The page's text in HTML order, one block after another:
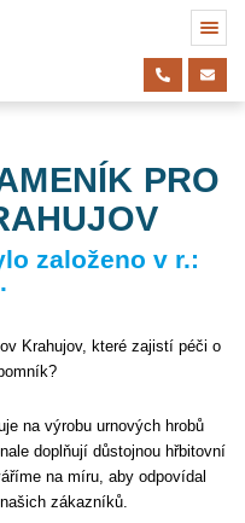
PRO
založeno v r.:
Krahujov, které zajistí péči o
na výrobu urnových hrobů
doplňují důstojnou hřbitovní
na míru, aby odpovídal
zákazníků.